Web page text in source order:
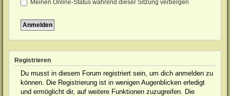
Meinen Online-Status während dieser Sitzung verbergen
Registrieren
Du musst in diesem Forum registriert sein, um dich anmelden zu
können. Die Registrierung ist in wenigen Augenblicken erledigt
und ermöglicht dir, auf weitere Funktionen zuzugreifen. Die